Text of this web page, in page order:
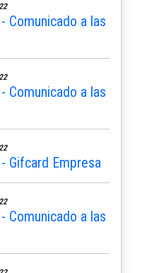
Comunicado a las
Comunicado a las
Gifcard Empresa
Comunicado a las